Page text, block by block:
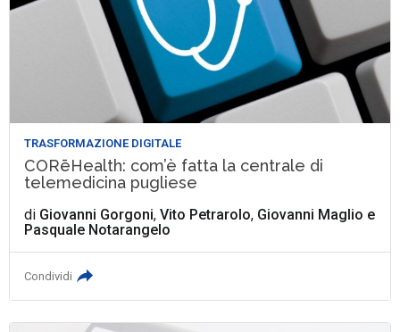
TRASFORMAZIONE DIGITALE
CORēHealth: com’è fatta la centrale di
telemedicina pugliese
di Giovanni Gorgoni,Vito Petrarolo, Giovanni Maglio e
Pasquale Notarangelo
Condividi